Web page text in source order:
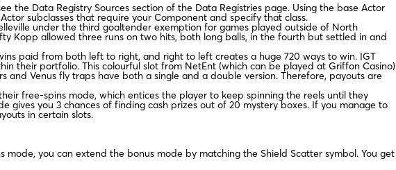
Data Registry Sources section of the Data Registries page. Using the base Actor
subclasses that require your Component and specify that class.
under the third goaltender exemption for games played outside of North
Kopp allowed three runs on two hits, both long balls, in the fourth but settled in and
paid from both left to right, and right to left creates a huge 720 ways to win. IGT
their portfolio. This colourful slot from NetEnt (which can be played at Griffon Casino)
and Venus fly traps have both a single and a double version. Therefore, payouts are
free-spins mode, which entices the player to keep spinning the reels until they
gives you 3 chances of finding cash prizes out of 20 mystery boxes. If you manage to
in certain slots.
you can extend the bonus mode by matching the Shield Scatter symbol. You get